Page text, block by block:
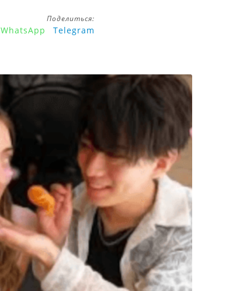
Поделиться:
WhatsApp Telegram